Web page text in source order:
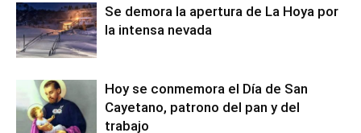
Se demora la apertura de La Hoya por
la intensa nevada
Hoy se conmemora el Día de San
Cayetano, patrono del pan y del
trabajo